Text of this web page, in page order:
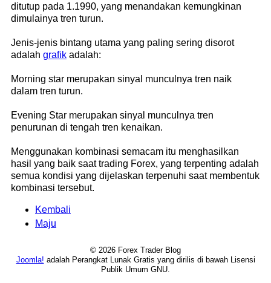
ditutup pada 1.1990, yang menandakan kemungkinan
dimulainya tren turun.
Jenis-jenis bintang utama yang paling sering disorot
adalah grafik adalah:
Morning star merupakan sinyal munculnya tren naik
dalam tren turun.
Evening Star merupakan sinyal munculnya tren
penurunan di tengah tren kenaikan.
Menggunakan kombinasi semacam itu menghasilkan
hasil yang baik saat trading Forex, yang terpenting adalah
semua kondisi yang dijelaskan terpenuhi saat membentuk
kombinasi tersebut.
Kembali
Maju
© 2026 Forex Trader Blog
Joomla! adalah Perangkat Lunak Gratis yang dirilis di bawah Lisensi
Publik Umum GNU.